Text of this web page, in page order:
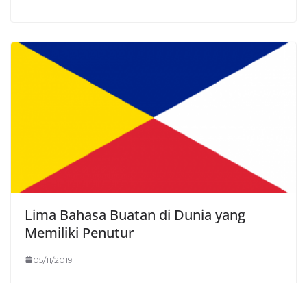
Lima Bahasa Buatan di Dunia yang
Memiliki Penutur
05/11/2019